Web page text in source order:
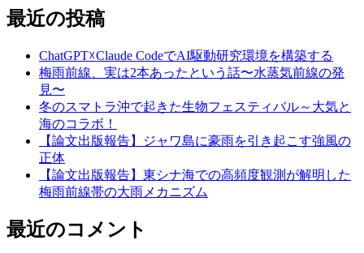
最近の投稿
ChatGPT☓Claude CodeでAI駆動研究環境を構築する
梅雨前線、実は2本あったという話〜水蒸気前線の発
見〜
冬のスマトラ沖で起きた生物フェスティバル～大気と
海のコラボ！
【論文出版報告】ジャワ島に豪雨を引き起こす強風の
正体
【論文出版報告】東シナ海での高頻度観測が解明した
梅雨前線帯の大雨メカニズム
最近のコメント